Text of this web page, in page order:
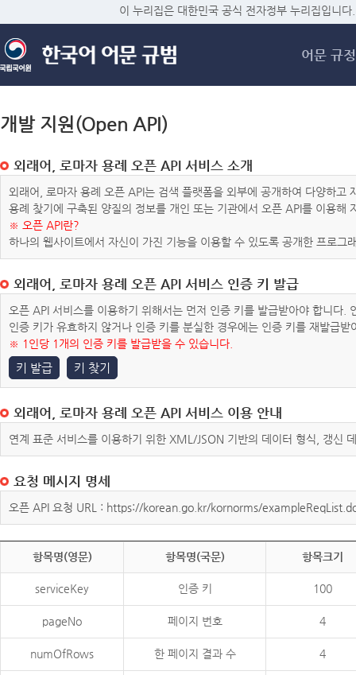
메
이 누리집은 대한민국 공식 전자정부 누리집입니다.
어문 규정
개발 지원(Open API)
외래어, 로마자 용례 오픈 API 서비스 소개
외래어, 로마자 용례 오픈 API는 검색 플랫폼을 외부에 공개하여 다양하
용례 찾기에 구축된 양질의 정보를 개인 또는 기관에서 오픈 API를 이용해
※ 오픈 API란?
하나의 웹사이트에서 자신이 가진 기능을 이용할 수 있도록 공개한 프로그
외래어, 로마자 용례 오픈 API 서비스 인증 키 발급
오픈 API 서비스를 이용하기 위해서는 먼저 인증 키를 발급받아야 합니다
인증 키가 유효하지 않거나 인증 키를 분실한 경우에는 인증 키를 재발급받
※ 1인당 1개의 인증 키를 발급받을 수 있습니다.
키 발급 키 찾기
외래어, 로마자 용례 오픈 API 서비스 이용 안내
연계 표준 서비스를 이용하기 위한 XML/JSON 기반의 데이터 형식, 갱신
요청 메시지 명세
오픈 API 요청 URL : https://korean.go.kr/kornorms/
항목명(영문) 항목명(국문) 항목크기
serviceKey 인증 키 100
pageNo 페이지 번호 4
numOfRows 한 페이지 결과 수 4